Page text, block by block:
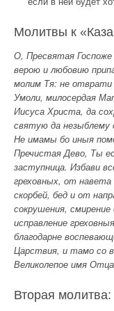
Молитвы к
О, Пресвятая
верою и любовию
молим Тя: не отврати
Умоли, милосердая
Иисуса Христа, да
святую да незыблему
Не имамы бо иныя
Пречистая Дево, Ты
заступница. Избави
греховных, от навета
скорбей, бед и от
сокрушения,
исправление
благодарне
Царствия, и тамо со
Великолепое имя
Вторая молитва: